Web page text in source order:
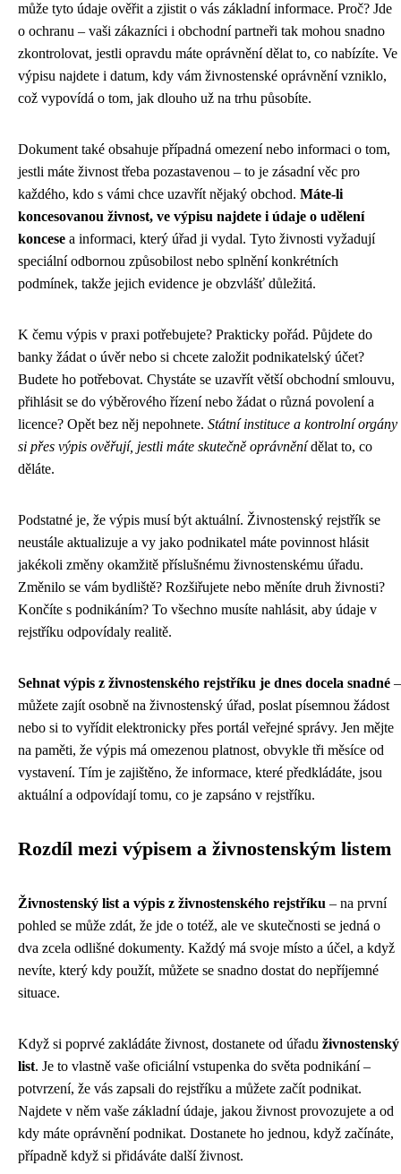
může tyto údaje ověřit a zjistit o vás základní informace. Proč? Jde
o ochranu – vaši zákazníci i obchodní partneři tak mohou snadno
zkontrolovat, jestli opravdu máte oprávnění dělat to, co nabízíte. Ve
výpisu najdete i datum, kdy vám živnostenské oprávnění vzniklo,
což vypovídá o tom, jak dlouho už na trhu působíte.
Dokument také obsahuje případná omezení nebo informaci o tom,
jestli máte živnost třeba pozastavenou – to je zásadní věc pro
každého, kdo s vámi chce uzavřít nějaký obchod. Máte-li
koncesovanou živnost, ve výpisu najdete i údaje o udělení
koncese a informaci, který úřad ji vydal. Tyto živnosti vyžadují
speciální odbornou způsobilost nebo splnění konkrétních
podmínek, takže jejich evidence je obzvlášť důležitá.
K čemu výpis v praxi potřebujete? Prakticky pořád. Půjdete do
banky žádat o úvěr nebo si chcete založit podnikatelský účet?
Budete ho potřebovat. Chystáte se uzavřít větší obchodní smlouvu,
přihlásit se do výběrového řízení nebo žádat o různá povolení a
licence? Opět bez něj nepohnete. Státní instituce a kontrolní orgány
si přes výpis ověřují, jestli máte skutečně oprávněnídělat to, co
děláte.
Podstatné je, že výpis musí být aktuální. Živnostenský rejstřík se
neustále aktualizuje a vy jako podnikatel máte povinnost hlásit
jakékoli změny okamžitě příslušnému živnostenskému úřadu.
Změnilo se vám bydliště? Rozšiřujete nebo měníte druh živnosti?
Končíte s podnikáním? To všechno musíte nahlásit, aby údaje v
rejstříku odpovídaly realitě.
Sehnat výpis z živnostenského rejstříku je dnes docela snadné –
můžete zajít osobně na živnostenský úřad, poslat písemnou žádost
nebo si to vyřídit elektronicky přes portál veřejné správy. Jen mějte
na paměti, že výpis má omezenou platnost, obvykle tři měsíce od
vystavení. Tím je zajištěno, že informace, které předkládáte, jsou
aktuální a odpovídají tomu, co je zapsáno v rejstříku.
Rozdíl mezi výpisem a živnostenským listem
Živnostenský list a výpis z živnostenského rejstříku – na první
pohled se může zdát, že jde o totéž, ale ve skutečnosti se jedná o
dva zcela odlišné dokumenty. Každý má svoje místo a účel, a když
nevíte, který kdy použít, můžete se snadno dostat do nepříjemné
situace.
Když si poprvé zakládáte živnost, dostanete od úřadu živnostenský
list. Je to vlastně vaše oficiální vstupenka do světa podnikání –
potvrzení, že vás zapsali do rejstříku a můžete začít podnikat.
Najdete v něm vaše základní údaje, jakou živnost provozujete a od
kdy máte oprávnění podnikat. Dostanete ho jednou, když začínáte,
případně když si přidáváte další živnost.